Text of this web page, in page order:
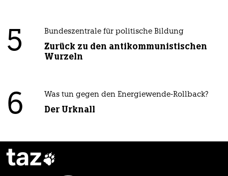
5 Bundeszentrale für politische Bildung
Zurück zu den antikommunistischen
Wurzeln
6 Was tun gegen den Energiewende-Rollback?
Der Urknall
taz